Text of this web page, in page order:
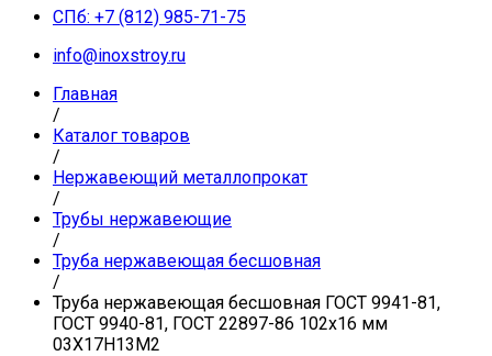
СПб: +7 (812) 985-71-75
info@inoxstroy.ru
Главная
/
Каталог товаров
/
Нержавеющий металлопрокат
/
Трубы нержавеющие
/
Труба нержавеющая бесшовная
/
Труба нержавеющая бесшовная ГОСТ 9941-81,
ГОСТ 9940-81, ГОСТ 22897-86 102х16 мм
03Х17Н13М2